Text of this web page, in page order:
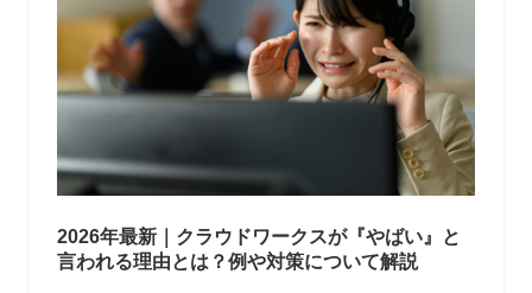
2026年最新｜クラウドワークスが『やばい』と
言われる理由とは？例や対策について解説